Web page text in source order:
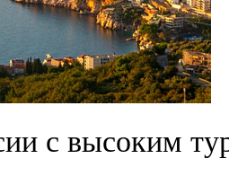
с высоким